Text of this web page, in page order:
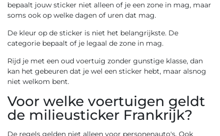
bepaalt jouw sticker niet alleen of je een zone in mag, maar
soms ook op welke dagen of uren dat mag.
De kleur op de sticker is niet het belangrijkste. De
categorie bepaalt of je legaal de zone in mag.
Rijd je met een oud voertuig zonder gunstige klasse, dan
kan het gebeuren dat je wel een sticker hebt, maar alsnog
niet welkom bent.
Voor welke voertuigen geldt
de milieusticker Frankrijk?
De regels gelden niet alleen voor personenauto's. Ook